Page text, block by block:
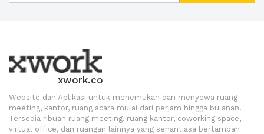
xwork.co
Website dan Aplikasi untuk menemukan dan menyewa ruang
meeting, kantor, ruang acara mulai dari perjam hingga bulanan.
Tersedia ribuan ruang meeting, ruang kantor, coworking space,
virtual office, dan ruangan lainnya yang senantiasa bertambah